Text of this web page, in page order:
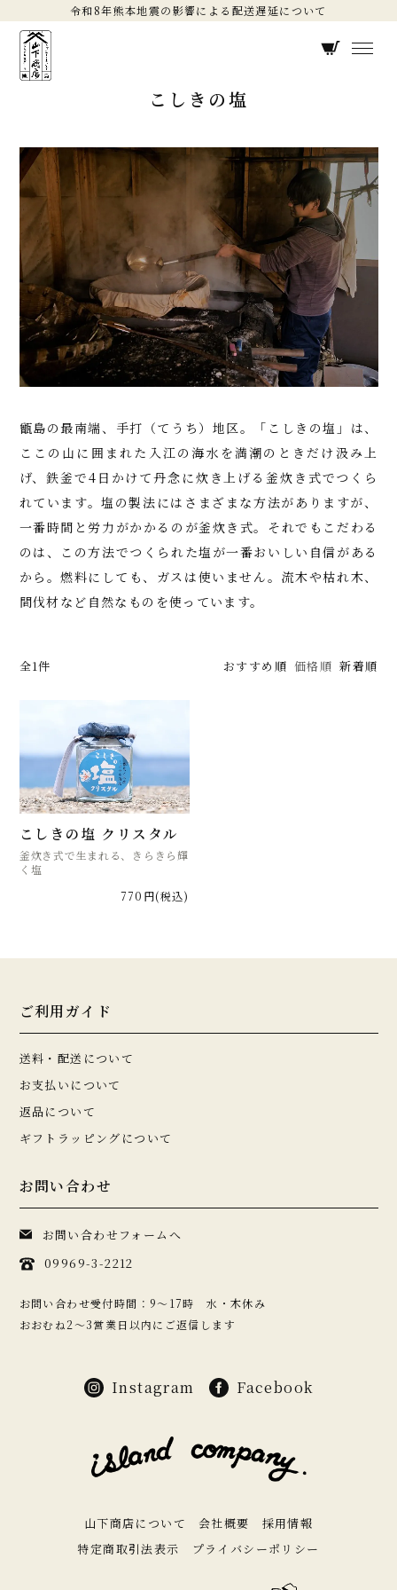
令和8年熊本地震の影響による配送遅延について
こしきの塩
甑島の最南端、手打（てうち）地区。「こしきの塩」は、
ここの山に囲まれた入江の海水を満潮のときだけ汲み上
げ、鉄釜で4日かけて丹念に炊き上げる釜炊き式でつくら
れています。塩の製法にはさまざまな方法がありますが、
一番時間と労力がかかるのが釜炊き式。それでもこだわる
のは、この方法でつくられた塩が一番おいしい自信がある
から。燃料にしても、ガスは使いません。流木や枯れ木、
間伐材など自然なものを使っています。
全1件 おすすめ順 価格順 新着順
こしきの塩 クリスタル
釜炊き式で生まれる、きらきら輝
く塩
770円(税込)
ご利用ガイド
送料・配送について
お支払いについて
返品について
ギフトラッピングについて
お問い合わせ
お問い合わせフォームへ
09969-3-2212
お問い合わせ受付時間：9〜17時 水・木休み
おおむね2〜3営業日以内にご返信します
Instagram Facebook
山下商店について 会社概要
採用情報
特定商取引法表示
プライバシーポリシー